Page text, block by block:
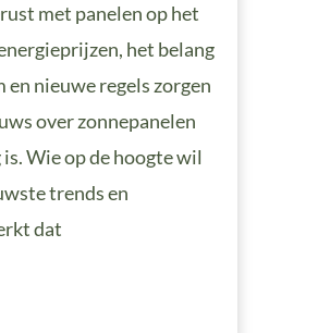
met panelen op het
het belang
en nieuwe regels zorgen
over zonnepanelen
Wie op de hoogte wil
trends en
dat